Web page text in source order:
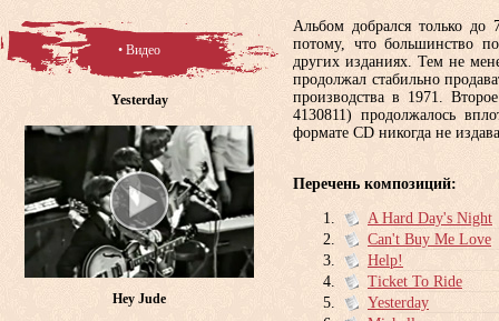
Альбом добрался только до
потому, что большинство
других изданиях. Тем не
продолжал стабильно
производства в 1971.
4130811) продолжалось
формате CD никогда не
Перечень композиций:
A Hard Day's Night
Can't Buy Me Love
Help!
Ticket To Ride
Yesterday
• Видео
Yesterday
Hey Jude